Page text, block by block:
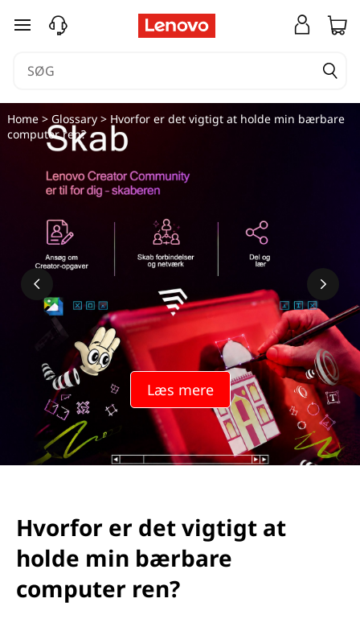
spring til hovedindhold
Læs mere
Home> Glossary> Hvorfor er det vigtigt at holde min bærbare
computer ren?
Hvorfor er det vigtigt at
holde min bærbare
computer ren?